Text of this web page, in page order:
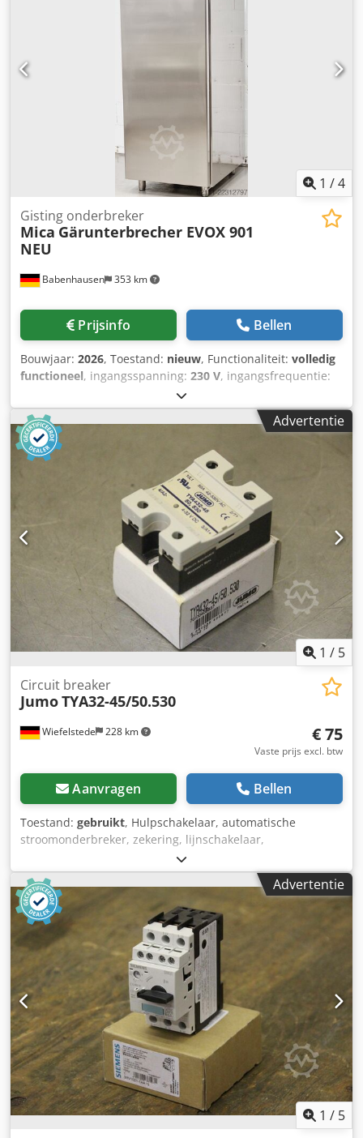
Certificering: CE Leveringsomvang - 2x 1.250-liter
1 /4
Babenhausen 353 km
Gisting onderbreker
Mica Gärunterbrecher EVOX 901
NEU
Prijsinfo Bellen
Bouwjaar: 2026, Toestand: nieuw, Functionaliteit: volledig
functioneel, ingangsspanning: 230 V, ingangsfrequentie:
, DGUV gecertificeerd tot:
ingangsstroom:Airconditioning, garantieduur:24
maanden, machine-/voertuignummer:2026, NIEUW
Rijsproefkast EVOX 901 N NIEUW voor bakplaten 600 x 800
mm en 400 x 600 mm Temperatuur van -5° tot +35°C max.
Luchtvochtigheid tot 90% voor optimale deegontwikkeling
Touchscreenbediening Binnen- en buitenwanden van
roestvrij staal Aansluiting 230 V alleen bij ons DGUV V3-
gekeurd Afmetingen: 810 x 1045 x 2150 mm, BxDxH NIEUW
apparaat & SAB-gekeurd Codezk S I Sjpfx Agrsha Kom ons
bezoeken!
Advertentie
1 / 5
Wiefelstede 228 km
Circuit breaker
JumoTYA32-45/50.530
€ 75
Vaste prijs excl. btw
Aanvragen Bellen
Toestand: gebruikt, Hulpschakelaar, automatische
stroomonderbreker, zekering, lijnschakelaar,
lijnstroomonderbreker, thyristor-stroomonderbreker -
Fabrikant: Jumo, thyristor vermogenschakelaar ongebruikte
OVP -Type: TYA32-45/50.530 -Aantal: 2x schakelaars
beschikbaar Chedpfx Asgh Iwyegroa -Prijs: per stuk -
Afmeting doos: 60/50/H35 mm -Gewicht: 0.1 kg
Advertentie
1 / 5